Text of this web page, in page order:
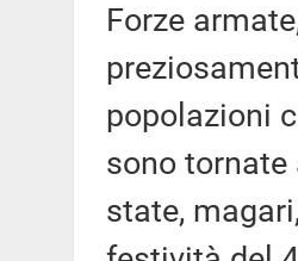
Forze
popolazioni
sono tornate
state,